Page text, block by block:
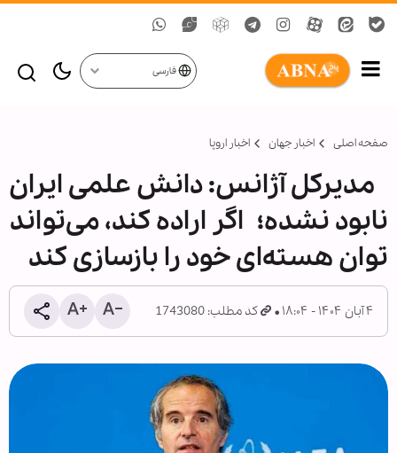
فارسی
صفحه اصلی اخبار جهان اخبار اروپا
مدیرکل آژانس: دانش علمی ایران
نابود نشده؛ اگر اراده کند، می‌تواند
توان هسته‌ای خود را بازسازی کند
۴ آبان ۱۴۰۴ - ۱۸:۰۴ کد مطلب: 1743080